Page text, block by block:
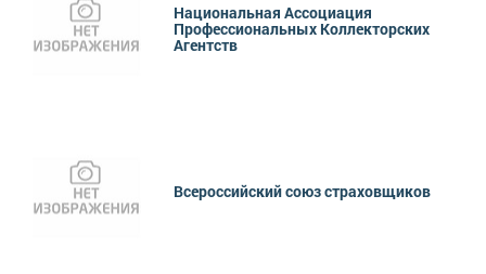
Национальная Ассоциация
Профессиональных Коллекторских
Агентств
Всероссийский союз страховщиков